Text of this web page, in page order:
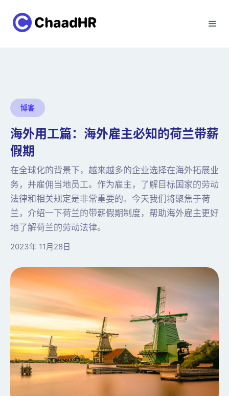
博客
海外用工篇：海外雇主必知的荷兰带薪
假期
在全球化的背景下，越来越多的企业选择在海外拓展业
务，并雇佣当地员工。作为雇主，了解目标国家的劳动
法律和相关规定是非常重要的。今天我们将聚焦于荷
兰，介绍一下荷兰的带薪假期制度，帮助海外雇主更好
地了解荷兰的劳动法律。
2023年 11月28日